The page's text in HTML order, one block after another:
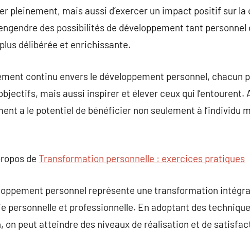
pleinement, mais aussi d’exercer un impact positif sur
des possibilités de développement tant
délibérée et enrichissante.
continu envers le développement personnel, chacun
mais aussi inspirer et élever ceux qui l’entourent.
a le potentiel de bénéficier non seulement à l’individu
de Transformation personnelle : exercices pratiques
personnel représente une transformation
personnelle et professionnelle. En adoptant des
on peut atteindre des niveaux de réalisation et de